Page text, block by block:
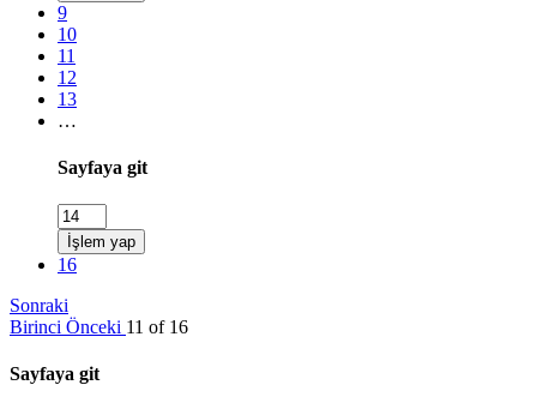
9
10
11
12
13
…
Sayfaya git
İşlem yap
16
Sonraki
Birinci Önceki 11 of 16
Sayfaya git